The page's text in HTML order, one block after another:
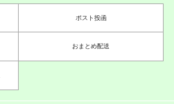
ポスト投函
おまとめ配送